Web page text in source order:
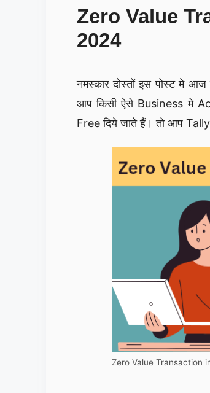
Zero Value
2024
नमस्कार दोस्तों इस पोस्ट मे आज
आप किसी ऐसे Business मे
Free दिये जाते हैं। तो आप
Zero Value Transaction